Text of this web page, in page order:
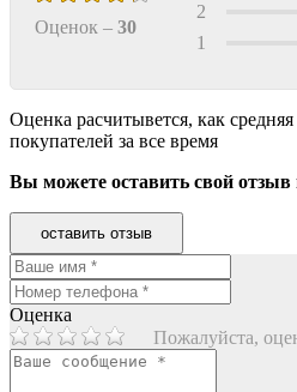
Оценок – 30
2
1
Оценка расчитывется, как
покупателей за все время
Вы можете оставить свой отзыв
оставить отзыв
Оценка
Пожалуйста,